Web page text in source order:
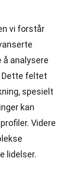
vi forstår
å analysere
Dette feltet
spesielt
kan
Videre
lidelser.